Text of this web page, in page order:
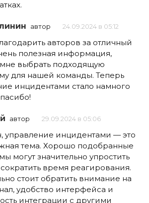
автор 24.09.2024 в 05:12
авторов за отличный
полезная информация,
выбрать подходящую
для нашей команды. Теперь
инцидентами стало намного
автор 29.09.2024 в 05:06
управление инцидентами — это
тема. Хорошо подобранные
могут значительно упростить
время реагирования.
стоит обратить внимание на
удобство интерфейса и
интеграции с другими